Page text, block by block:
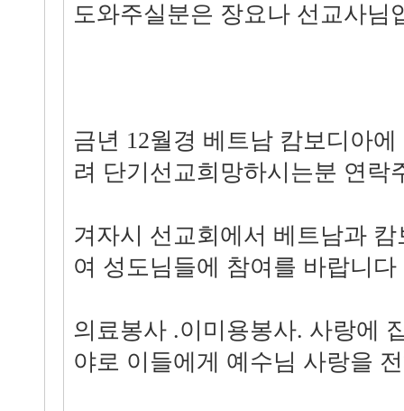
도와주실분은 장요나 선교사님
금년 12월경 베트남 캄보디아
려 단기선교희망하시는분 연락
겨자시 선교회에서 베트남과
여 성도님들에 참여를 바랍니다
의료봉사 .이미용봉사. 사랑에
야로 이들에게 예수님 사랑을